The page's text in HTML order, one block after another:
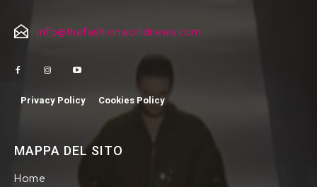
info@thefashionworldnews.com
Privacy Policy Cookies Policy
MAPPA DEL SITO
Home